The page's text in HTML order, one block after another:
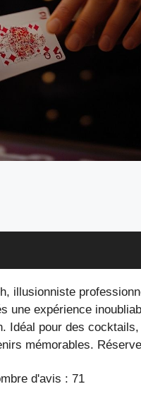
illusionniste
une expérience
Idéal pour des
mémorables.
d'avis : 71